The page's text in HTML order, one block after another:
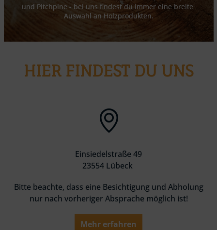
und Pitchpine - bei uns findest du immer eine breite
Auswahl an Holzprodukten.
HIER FINDEST DU UNS
Einsiedelstraße 49
23554 Lübeck
Bitte beachte, dass eine Besichtigung und Abholung
nur nach vorheriger Absprache möglich ist!
Mehr erfahren